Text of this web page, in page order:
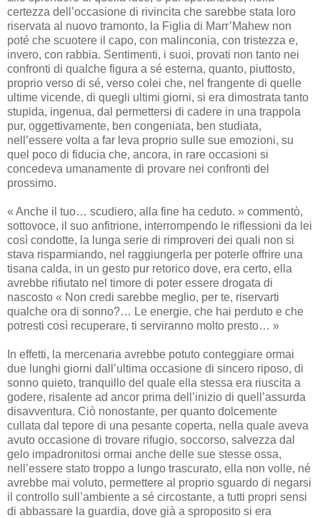
certezza dell’occasione di rivincita che sarebbe stata loro
riservata al nuovo tramonto, la Figlia di Marr’Mahew non
poté che scuotere il capo, con malinconia, con tristezza e,
invero, con rabbia. Sentimenti, i suoi, provati non tanto nei
confronti di qualche figura a sé esterna, quanto, piuttosto,
proprio verso di sé, verso colei che, nel frangente di quelle
ultime vicende, di quegli ultimi giorni, si era dimostrata tanto
stupida, ingenua, dal permettersi di cadere in una trappola
pur, oggettivamente, ben congeniata, ben studiata,
nell’essere volta a far leva proprio sulle sue emozioni, su
quel poco di fiducia che, ancora, in rare occasioni si
concedeva umanamente di provare nei confronti del
prossimo.
« Anche il tuo… scudiero, alla fine ha ceduto. » commentò,
sottovoce, il suo anfitrione, interrompendo le riflessioni da lei
così condotte, la lunga serie di rimproveri dei quali non si
stava risparmiando, nel raggiungerla per poterle offrire una
tisana calda, in un gesto pur retorico dove, era certo, ella
avrebbe rifiutato nel timore di poter essere drogata di
nascosto « Non credi sarebbe meglio, per te, riservarti
qualche ora di sonno?… Le energie, che hai perduto e che
potresti così recuperare, ti serviranno molto presto… »
In effetti, la mercenaria avrebbe potuto conteggiare ormai
due lunghi giorni dall’ultima occasione di sincero riposo, di
sonno quieto, tranquillo del quale ella stessa era riuscita a
godere, risalente ad ancor prima dell’inizio di quell’assurda
disavventura. Ciò nonostante, per quanto dolcemente
cullata dal tepore di una pesante coperta, nella quale aveva
avuto occasione di trovare rifugio, soccorso, salvezza dal
gelo impadronitosi ormai anche delle sue stesse ossa,
nell’essere stato troppo a lungo trascurato, ella non volle, né
avrebbe mai voluto, permettere al proprio sguardo di negarsi
il controllo sull’ambiente a sé circostante, a tutti propri sensi
di abbassare la guardia, dove già a sproposito si era